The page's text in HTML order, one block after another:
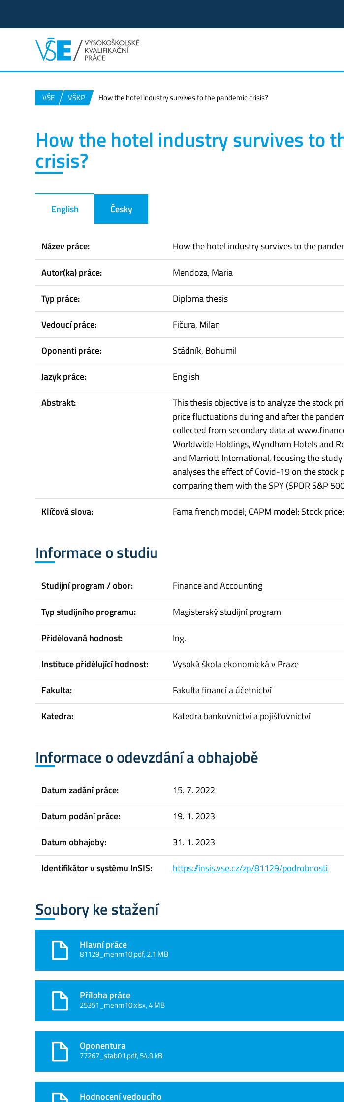
VŠE VŠKP How the hotel industry survives to the pandemic crisis?
How the hotel industry survives to
crisis?
English Česky
Název práce:
How the hotel industry survives to the
Autor(ka) práce:
Mendoza, Maria
Typ práce:
Diploma thesis
Vedoucí práce:
Fičura, Milan
Oponenti práce:
Stádník, Bohumil
Jazyk práce:
English
Abstrakt:
This thesis objective is to analyze the stock
price fluctuations during and after the
collected from secondary data at
Worldwide Holdings, Wyndham Hotels and
and Marriott International, focusing the
analyses the effect of Covid-19 on the stock
comparing them with the SPY (SPDR S&P
Klíčová slova:
Fama french model; CAPM model; Stock
Informace o studiu
Studijní program / obor:
Finance and Accounting
Typ studijního programu:
Magisterský studijní program
Přidělovaná hodnost:
Ing.
Instituce přidělující hodnost:
Vysoká škola ekonomická v Praze
Fakulta:
Fakulta financí a účetnictví
Katedra:
Katedra bankovnictví a pojišťovnictví
Informace o odevzdání a obhajobě
Datum zadání práce:
15. 7. 2022
Datum podání práce:
19. 1. 2023
Datum obhajoby:
31. 1. 2023
Identifikátor v systému InSIS:
https://insis.vse.cz/zp/81129/podrobnosti
Soubory ke stažení
Hlavní práce
81129_menm10.pdf, 2.1 MB
Příloha práce
25351_menm10.xlsx, 4 MB
Oponentura
77267_stab01.pdf, 54.9 kB
Hodnocení vedoucího